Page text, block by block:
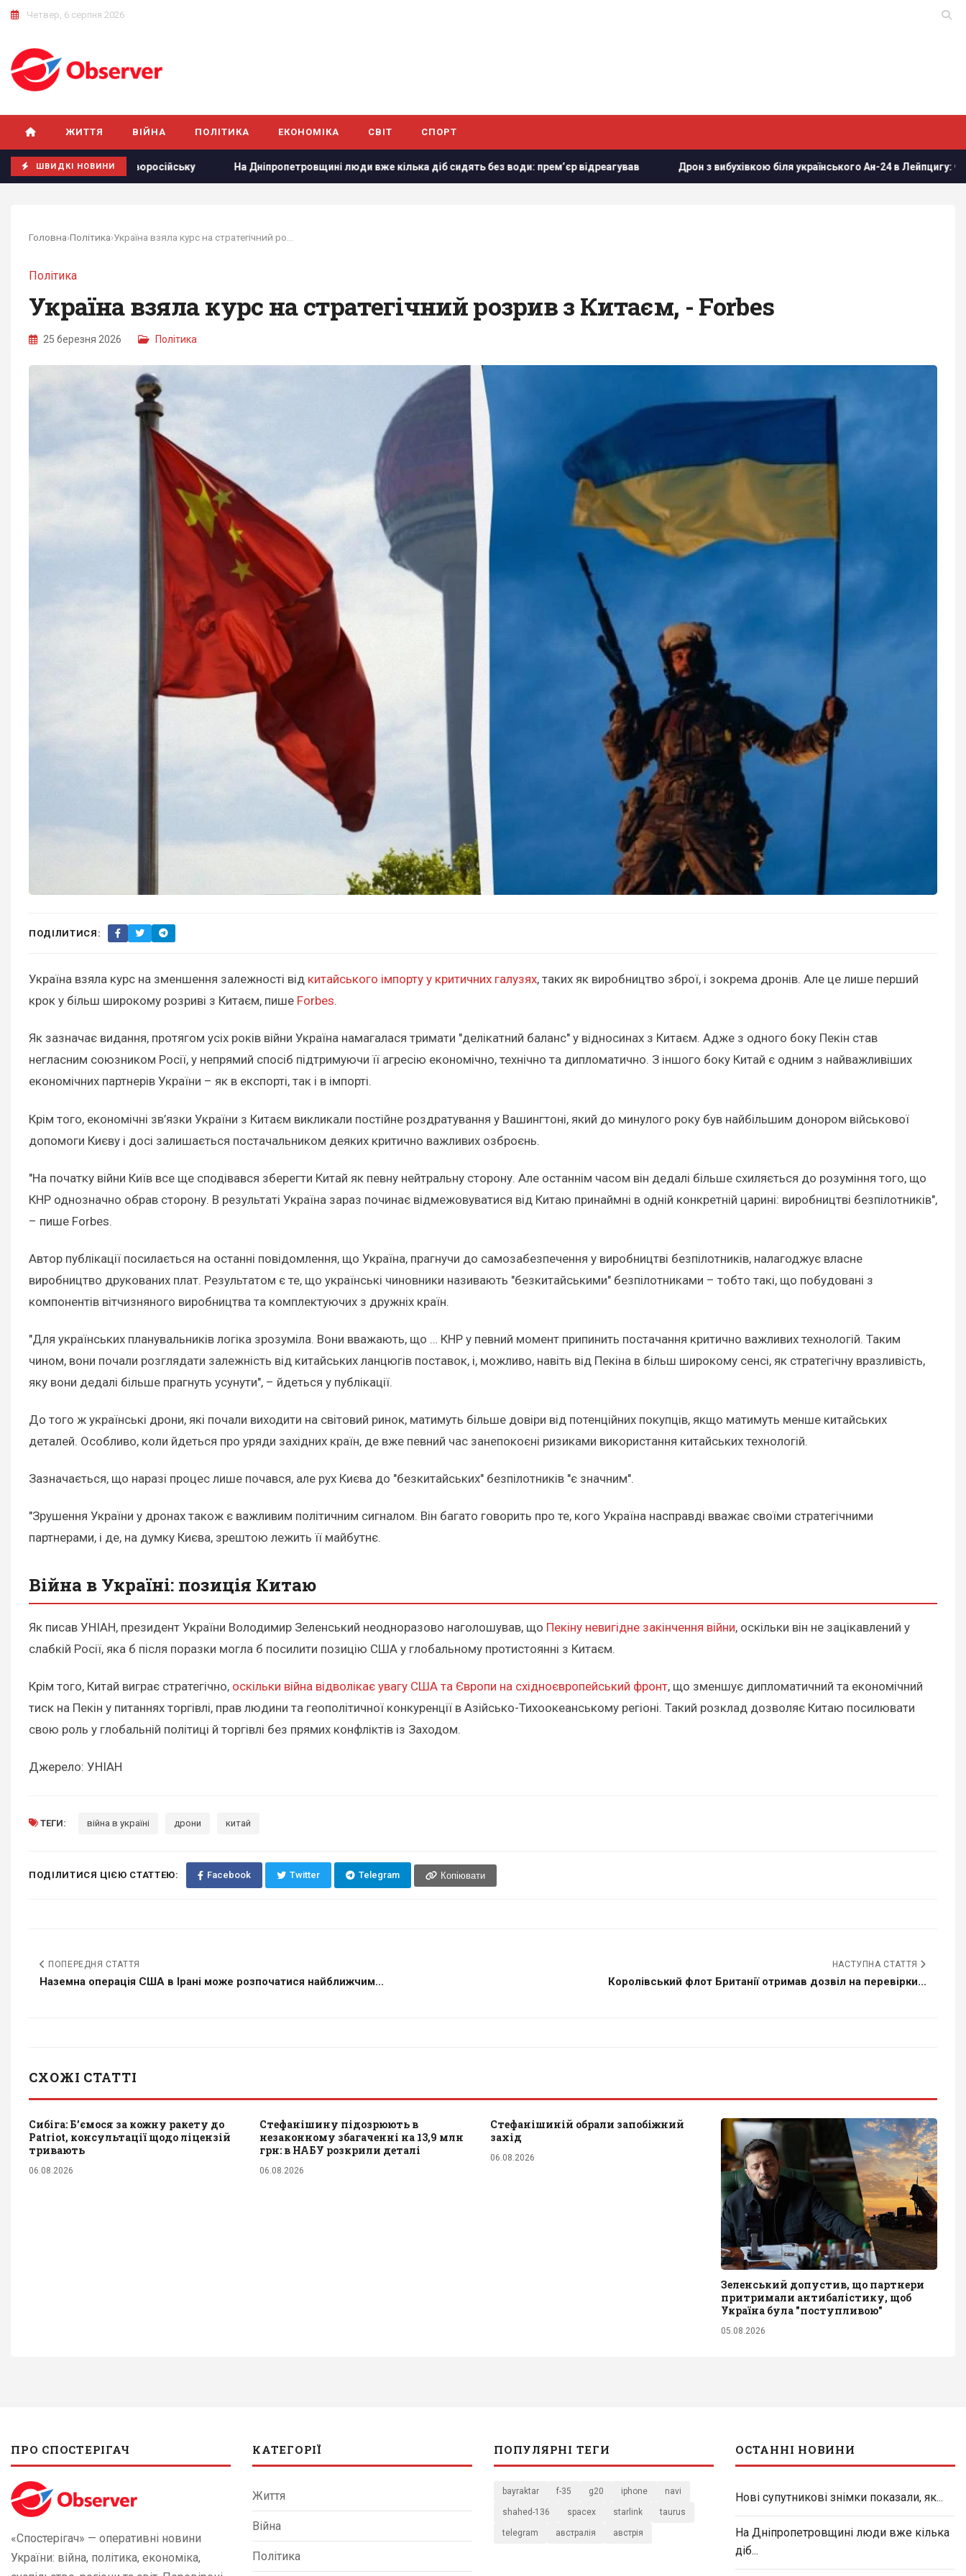
Четвер, 6 серпня 2026
ЖИТТЯ ВІЙНА ПОЛІТИКА ЕКОНОМІКА СВІТ СПОРТ
ШВИДКІ НОВИНИ
у Новоросійську На Дніпропетровщині люди вже кілька діб сидять без води: прем’єр відреагував Дрон з вибухівкою біля українського Ан-24 в Лейпцигу: чи постраждали літак
Головна›Політика›
Політика
Україна взяла курс на стратегічний розрив з Китаєм, - Forbes
25 березня 2026 Політика
ПОДІЛИТИСЯ:
Україна взяла курс на зменшення залежності від китайського імпорту у критичних галузях, таких як виробництво зброї, і зокрема дронів. Але це лише перший
крок у більш широкому розриві з Китаєм, пише Forbes.
Як зазначає видання, протягом усіх років війни Україна намагалася тримати "делікатний баланс" у відносинах з Китаєм. Адже з одного боку Пекін став
негласним союзником Росії, у непрямий спосіб підтримуючи її агресію економічно, технічно та дипломатично. З іншого боку Китай є одним з найважливіших
економічних партнерів України – як в експорті, так і в імпорті.
Крім того, економічні зв’язки України з Китаєм викликали постійне роздратування у Вашингтоні, який до минулого року був найбільшим донором військової
допомоги Києву і досі залишається постачальником деяких критично важливих озброєнь.
"На початку війни Київ все ще сподівався зберегти Китай як певну нейтральну сторону. Але останнім часом він дедалі більше схиляється до розуміння того, що
КНР однозначно обрав сторону. В результаті Україна зараз починає відмежовуватися від Китаю принаймні в одній конкретній царині: виробництві безпілотників",
– пише Forbes.
Автор публікації посилається на останні повідомлення, що Україна, прагнучи до самозабезпечення у виробництві безпілотників, налагоджує власне
виробництво друкованих плат. Результатом є те, що українські чиновники називають "безкитайськими" безпілотниками – тобто такі, що побудовані з
компонентів вітчизняного виробництва та комплектуючих з дружніх країн.
"Для українських планувальників логіка зрозуміла. Вони вважають, що … КНР у певний момент припинить постачання критично важливих технологій. Таким
чином, вони почали розглядати залежність від китайських ланцюгів поставок, і, можливо, навіть від Пекіна в більш широкому сенсі, як стратегічну вразливість,
яку вони дедалі більше прагнуть усунути", – йдеться у публікації.
До того ж українські дрони, які почали виходити на світовий ринок, матимуть більше довіри від потенційних покупців, якщо матимуть менше китайських
деталей. Особливо, коли йдеться про уряди західних країн, де вже певний час занепокоєні ризиками використання китайських технологій.
Зазначається, що наразі процес лише почався, але рух Києва до "безкитайських" безпілотників "є значним".
"Зрушення України у дронах також є важливим політичним сигналом. Він багато говорить про те, кого Україна насправді вважає своїми стратегічними
партнерами, і де, на думку Києва, зрештою лежить її майбутнє.
Війна в Україні: позиція Китаю
Як писав УНІАН, президент України Володимир Зеленський неодноразово наголошував, що Пекіну невигідне закінчення війни, оскільки він не зацікавлений у
слабкій Росії, яка б після поразки могла б посилити позицію США у глобальному протистоянні з Китаєм.
Крім того, Китай виграє стратегічно, оскільки війна відволікає увагу США та Європи на східноєвропейський фронт, що зменшує дипломатичний та економічний
тиск на Пекін у питаннях торгівлі, прав людини та геополітичної конкуренції в Азійсько-Тихоокеанському регіоні. Такий розклад дозволяє Китаю посилювати
свою роль у глобальній політиці й торгівлі без прямих конфліктів із Заходом.
Джерело: УНІАН
ТЕГИ: війна в україні дрони китай
ПОДІЛИТИСЯ ЦІЄЮ СТАТТЕЮ: Facebook Twitter Telegram Копіювати
ПОПЕРЕДНЯ СТАТТЯ
Наземна операція США в Ірані може розпочатися найближчим...
НАСТУПНА СТАТТЯ
Королівський флот Британії отримав дозвіл на перевірки...
СХОЖІ СТАТТІ
Сибіга: Б’ємося за кожну ракету до
Patriot, консультації щодо ліцензій
тривають
06.08.2026
Стефанішину підозрюють в
незаконному збагаченні на 13,9 млн
грн: в НАБУ розкрили деталі
06.08.2026
Стефанішиній обрали запобіжний
захід
06.08.2026
Зеленський допустив, що партнери
притримали антибалістику, щоб
Україна була "поступливою"
05.08.2026
ПРО СПОСТЕРІГАЧ
«Спостерігач» — оперативні новини
України: війна, політика, економіка,
КАТЕГОРІЇ
Життя
Війна
Політика
ПОПУЛЯРНІ ТЕГИ
bayraktar f-35 g20 iphone navi
shahed-136 spacex starlink taurus
telegram австралія австрія
ОСТАННІ НОВИНИ
Нові супутникові знімки показали, як...
На Дніпропетровщині люди вже кілька
діб...